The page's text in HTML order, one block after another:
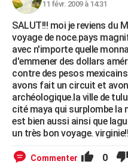
COPAINS D'AVANT
S'inscrire
Se connecter
Lycées
Collèges
Primaires
Universités
Entreprises
Service militaire
Avis de recherche
AVIS DE DÉCÈS
FORUM
Bricolage
11 févr. 2009 à 14:31
SALUT!!! moi je reviens du
voyage de noce.pays
avec n'importe quelle
d'emmener des dollars
contre des pesos
avons fait un circuit et
archéologique.la ville de
cité maya qui surplombe la
est bien aussi ainsi que
un très bon voyage.
Commenter 0